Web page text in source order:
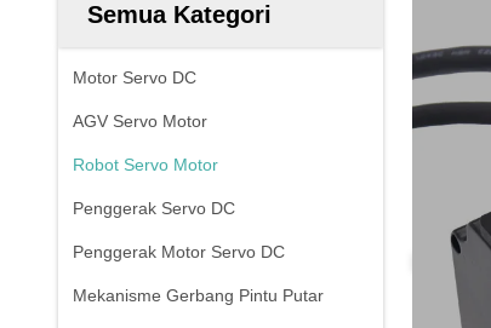
Semua Kategori
Motor Servo DC
AGV Servo Motor
Robot Servo Motor
Penggerak Servo DC
Penggerak Motor Servo DC
Mekanisme Gerbang Pintu Putar